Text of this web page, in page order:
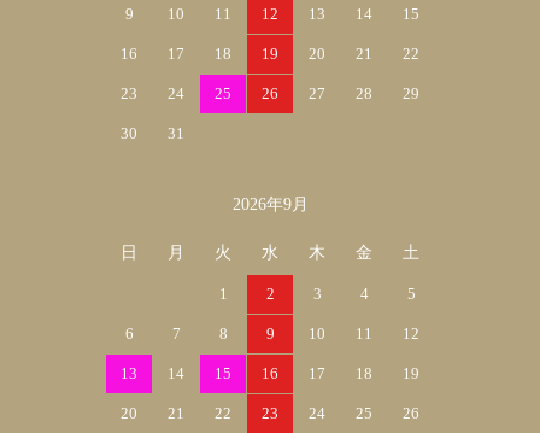
9 10 11 12 13 14 15
16 17 18 19 20 21 22
23 24 25 26 27 28 29
30 31
2026年9月
日 月 火 水 木 金 土
1 2 3 4 5
6 7 8 9 10 11 12
13 14 15 16 17 18 19
20 21 22 23 24 25 26